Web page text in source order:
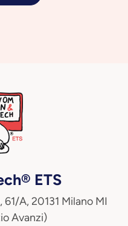
ETS
A, 20131 Milano MI
Avanzi)